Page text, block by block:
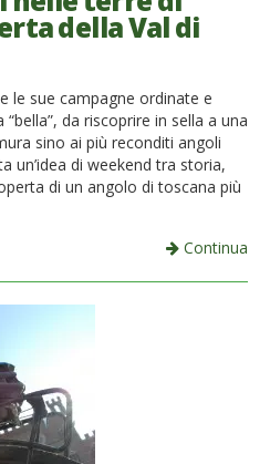
della Val di
le sue campagne ordinate e
da riscoprire in sella a una
sino ai più reconditi angoli
un’idea di weekend tra storia,
di un angolo di toscana più
Continua